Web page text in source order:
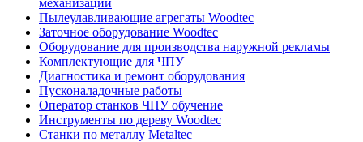
Пылеулавливающие агрегаты Woodtec
Заточное оборудование Woodtec
Оборудование для производства наружной рекламы
Комплектующие для ЧПУ
Диагностика и ремонт оборудования
Пусконаладочные работы
Оператор станков ЧПУ обучение
Инструменты по дереву Woodtec
Станки по металлу Metaltec